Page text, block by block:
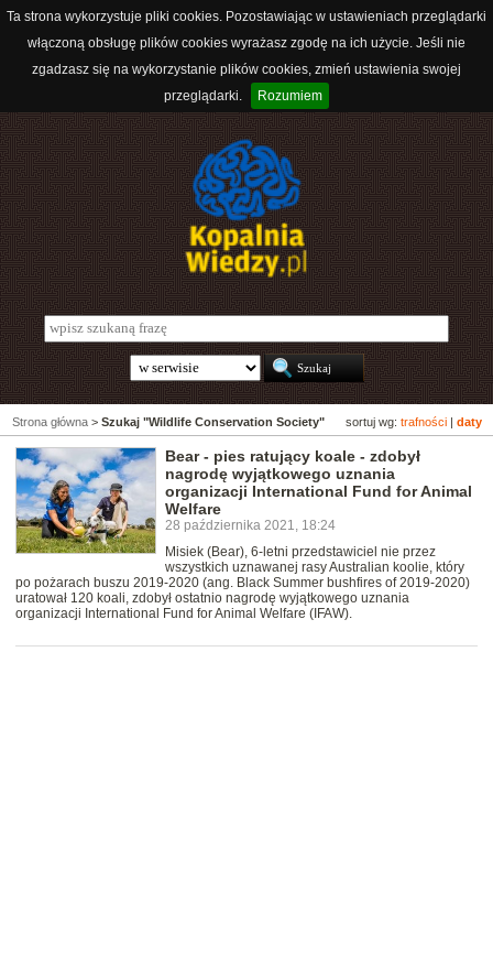
Ta strona wykorzystuje pliki cookies. Pozostawiając w ustawieniach przeglądarki
włączoną obsługę plików cookies wyrażasz zgodę na ich użycie. Jeśli nie
zgadzasz się na wykorzystanie plików cookies, zmień ustawienia swojej
przeglądarki.
Rozumiem
sortuj wg: trafności daty
Strona główna > Szukaj "Wildlife Conservation Society"
Bear - pies ratujący koale - zdobył
nagrodę wyjątkowego uznania
organizacji International Fund for Animal
Welfare
28 października 2021, 18:24
Misiek (Bear), 6-letni przedstawiciel nie przez
wszystkich uznawanej rasy Australian koolie, który
po pożarach buszu 2019-2020 (ang. Black Summer bushfires of 2019-2020)
uratował 120 koali, zdobył ostatnio nagrodę wyjątkowego uznania
organizacji International Fund for Animal Welfare (IFAW).